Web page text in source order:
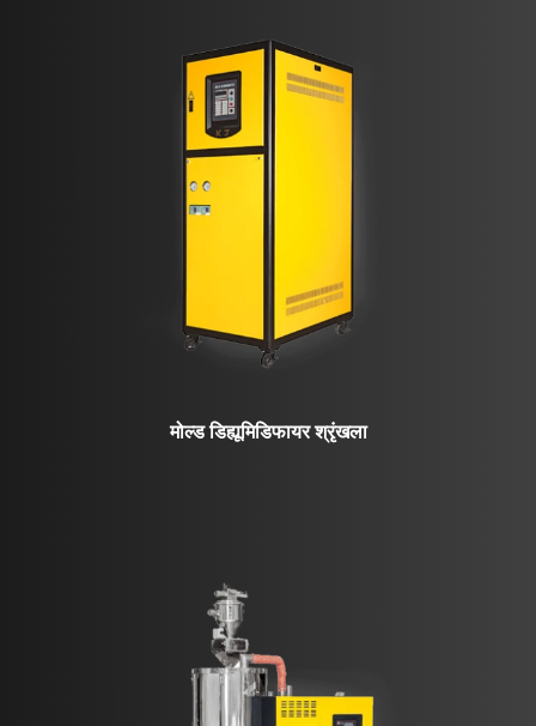
मोल्ड डिह्यूमिडिफायर श्रृंखला